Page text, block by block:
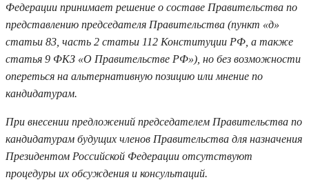
Федерации принимает решение о составе Правительства по
представлению председателя Правительства (пункт «д»
статьи 83, часть 2 статьи 112 Конституции РФ, а также
статья 9 ФКЗ «О Правительстве РФ»), но без возможности
опереться на альтернативную позицию или мнение по
кандидатурам.
При внесении предложений председателем Правительства по
кандидатурам будущих членов Правительства для назначения
Президентом Российской Федерации отсутствуют
процедуры их обсуждения и консультаций.